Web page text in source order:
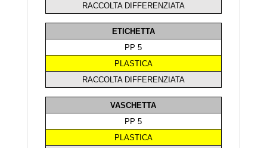
RACCOLTA DIFFERENZIATA
ETICHETTA
PP 5
PLASTICA
RACCOLTA DIFFERENZIATA
VASCHETTA
PP 5
PLASTICA